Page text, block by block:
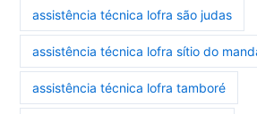
assistência técnica lofra são judas
assistência técnica lofra sítio do
assistência técnica lofra tamboré